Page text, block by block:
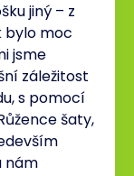
jiný – z
bylo moc
jsme
záležitost
s pomocí
šaty,
nám